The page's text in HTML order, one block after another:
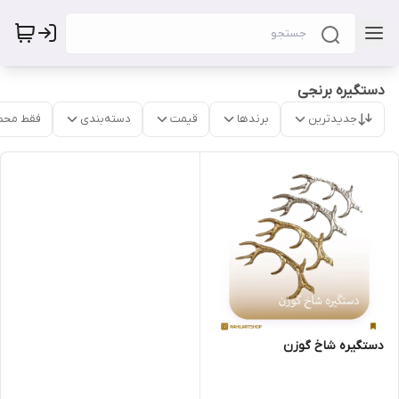
دستگیره برنجی
جدیدترین برندها قیمت دسته‌بندی فقط
دستگیره شاخ گوزن